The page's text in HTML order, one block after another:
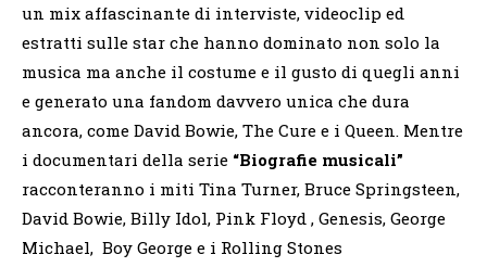
un mix affascinante di interviste, videoclip ed
estratti sulle star che hanno dominato non solo la
musica ma anche il costume e il gusto di quegli anni
e generato una fandom davvero unica che dura
ancora, come David Bowie, The Cure e i Queen. Mentre
i documentari della serie “Biografie musicali”
racconteranno i miti Tina Turner, Bruce Springsteen,
David Bowie, Billy Idol, Pink Floyd , Genesis, George
Michael, Boy George e i Rolling Stones